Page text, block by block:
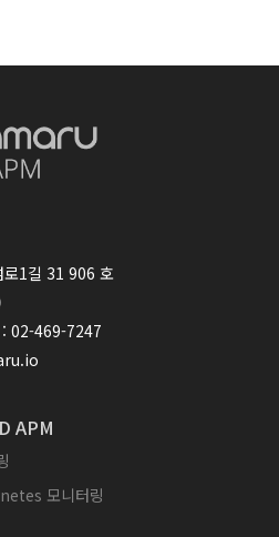
1길 31 906 호
02-469-7247
APM
모니터링